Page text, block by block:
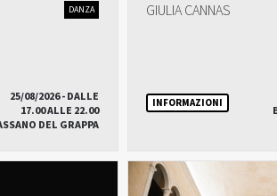
DANZA
25/08/2026 - DALLE
17.00 ALLE 22.00
DEL GRAPPA
GIULIA CANNAS
INFORMAZIONI